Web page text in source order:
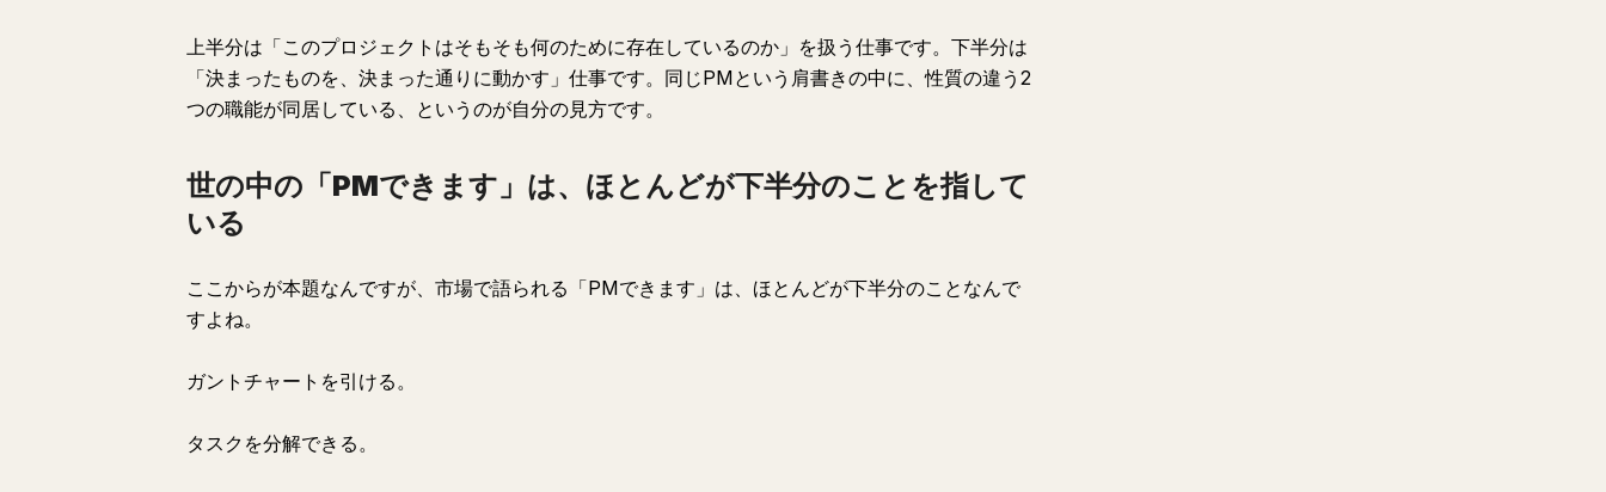
上半分は「このプロジェクトはそもそも何のために存在しているのか」を扱う仕事です。下半分は
「決まったものを、決まった通りに動かす」仕事です。同じPMという肩書きの中に、性質の違う2
つの職能が同居している、というのが自分の見方です。
世の中の「PMできます」は、ほとんどが下半分のことを指して
いる
ここからが本題なんですが、市場で語られる「PMできます」は、ほとんどが下半分のことなんで
すよね。
ガントチャートを引ける。
タスクを分解できる。